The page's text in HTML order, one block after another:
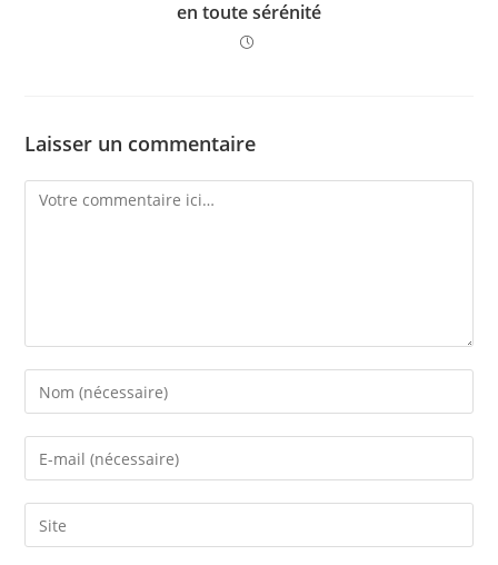
en toute sérénité
Laisser un commentaire